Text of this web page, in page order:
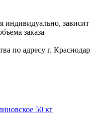
индивидуально, зависит
заказа
по адресу г. Краснодар